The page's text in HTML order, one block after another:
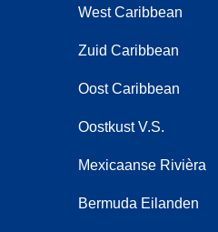
West Caribbean
Zuid Caribbean
Oost Caribbean
Oostkust V.S.
Mexicaanse Rivièra
Bermuda Eilanden